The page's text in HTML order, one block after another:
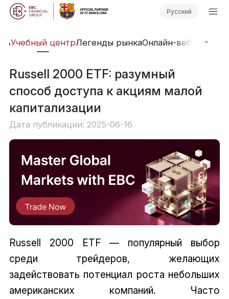
Русский
Учебный центрЛегенды рынкаОнлайн-вебинары
Russell 2000 ETF: разумный
способ доступа к акциям малой
капитализации
Дата публикации: 2025-06-16
Russell 2000 ETF — популярный выбор
среди трейдеров, желающих
задействовать потенциал роста небольших
американских компаний. Часто